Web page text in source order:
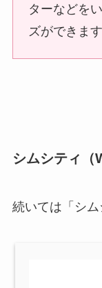
ターなどを
ズができます
シムシティ（
続いては「シム